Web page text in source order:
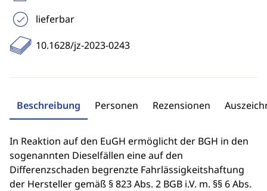
lieferbar
10.1628/jz-2023-0243
Beschreibung Personen Rezensionen
In Reaktion auf den EuGH ermöglicht der BGH in den
sogenannten Dieselfällen eine auf den
Differenzschaden begrenzte Fahrlässigkeitshaftung
der Hersteller gemäß § 823 Abs. 2 BGB i.V. m. §§ 6 Abs.